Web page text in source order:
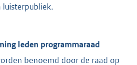
leden programmaraad
benoemd door de raad op